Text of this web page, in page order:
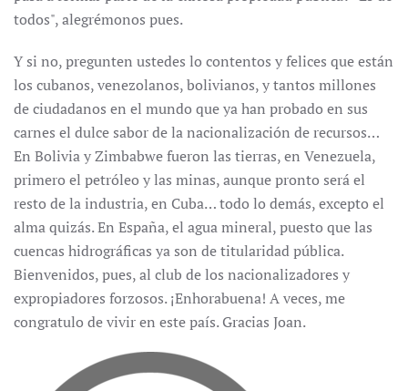
todos", alegrémonos pues.
Y si no, pregunten ustedes lo contentos y felices que están
los cubanos, venezolanos, bolivianos, y tantos millones
de ciudadanos en el mundo que ya han probado en sus
carnes el dulce sabor de la nacionalización de recursos…
En Bolivia y Zimbabwe fueron las tierras, en Venezuela,
primero el petróleo y las minas, aunque pronto será el
resto de la industria, en Cuba… todo lo demás, excepto el
alma quizás. En España, el agua mineral, puesto que las
cuencas hidrográficas ya son de titularidad pública.
Bienvenidos, pues, al club de los nacionalizadores y
expropiadores forzosos. ¡Enhorabuena! A veces, me
congratulo de vivir en este país. Gracias Joan.